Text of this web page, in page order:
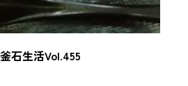
石生活Vol.455